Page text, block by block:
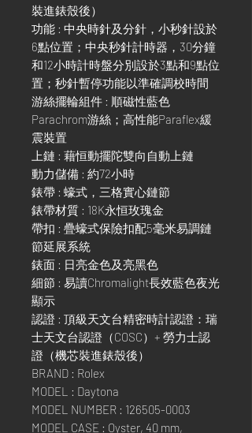
裝進錶殼後）
功能 : 中央時針及分針，小秒針設於
6點位置；中央秒針計時器，30分鐘
和12小時計時盤分別設於3點和9點位
置；秒針暫停功能以準確調校時間
游絲擺輪組件 : 順磁性藍色
Parachrom游絲；高性能Paraflex緩
震裝置
上鏈 : 藉恒動擺陀雙向自動上鏈
動力儲備 : 約72小時
錶帶 : 蠔式，三格實心鏈節
錶帶材質 : 18K永恒玫瑰金
帶扣 : 疊蠔式保險扣配5毫米易調鏈
節延展系統
錶面 : 日亮金色及亮黑色
細節 : 易讀Chromalight長效藍色夜光
顯示
認證 : 頂級天文台精密時計認證：瑞
士天文台認證（COSC）+ 勞力士認
證（機芯裝進錶殼後）
BRAND : Rolex
MODEL : Daytona
MODEL NUMBER : 126505-0003
MODEL CASE : Oyster, 40 mm,